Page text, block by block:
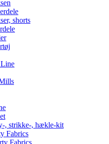
shorts
, strikke-, hækle-kit
Fabrics
Fabrics